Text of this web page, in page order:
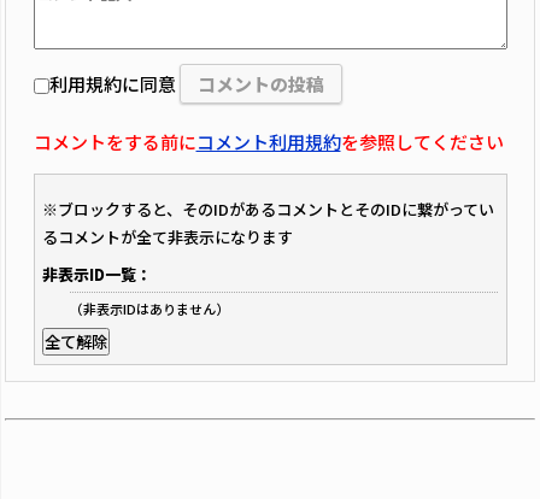
利用規約に同意
コメントをする前にコメント利用規約を参照してください
※ブロックすると、そのIDがあるコメントとそのIDに繋がってい
るコメントが全て非表示になります
非表示ID一覧：
（非表示IDはありません）
全て解除